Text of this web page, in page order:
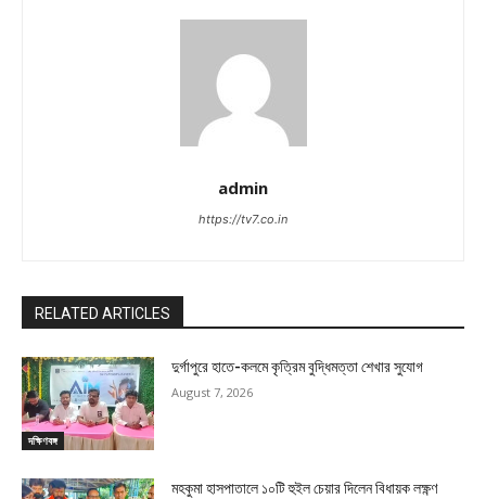
admin
https://tv7.co.in
RELATED ARTICLES
দক্ষিণবঙ্গ
দুর্গাপুরে হাতে-কলমে কৃত্রিম বুদ্ধিমত্তা শেখার সুযোগ
August 7, 2026
মহকুমা হাসপাতালে ১০টি হুইল চেয়ার দিলেন বিধায়ক লক্ষ্ণণ